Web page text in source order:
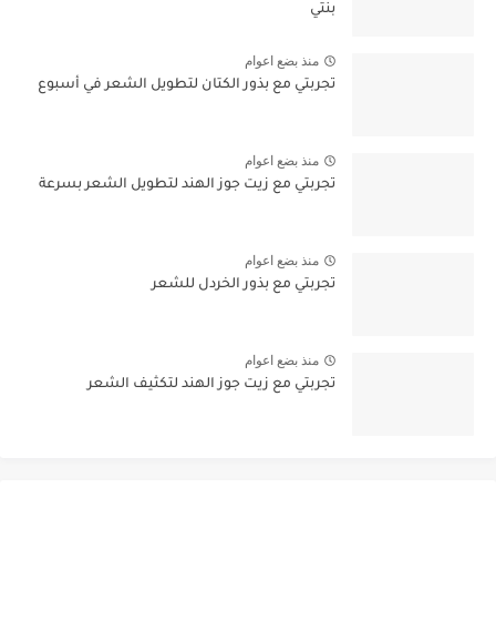
بنتي
منذ بضع اعوام
تجربتي مع بذور الكتان لتطويل الشعر في أسبوع
منذ بضع اعوام
تجربتي مع زيت جوز الهند لتطويل الشعر بسرعة
منذ بضع اعوام
تجربتي مع بذور الخردل للشعر
منذ بضع اعوام
تجربتي مع زيت جوز الهند لتكثيف الشعر